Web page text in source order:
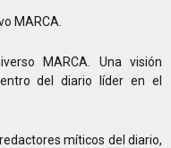
MARCA.
MARCA. Una visión
del diario líder en el
míticos del diario,